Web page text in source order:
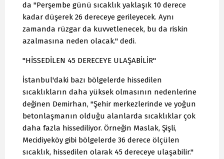
da "Perşembe günü sıcaklık yaklaşık 10 derece
kadar düşerek 26 dereceye gerileyecek. Aynı
zamanda rüzgar da kuvvetlenecek, bu da riskin
azalmasına neden olacak." dedi.
"HİSSEDİLEN 45 DERECEYE ULAŞABİLİR"
İstanbul'daki bazı bölgelerde hissedilen
sıcaklıkların daha yüksek olmasının nedenlerine
değinen Demirhan, "Şehir merkezlerinde ve yoğun
betonlaşmanın olduğu alanlarda sıcaklıklar çok
daha fazla hissediliyor. Örneğin Maslak, Şişli,
Mecidiyeköy gibi bölgelerde 36 derece ölçülen
sıcaklık, hissedilen olarak 45 dereceye ulaşabilir."